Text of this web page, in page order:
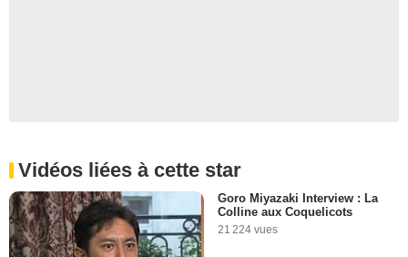
Vidéos liées à cette star
Goro Miyazaki Interview : La
Colline aux Coquelicots
21 224 vues